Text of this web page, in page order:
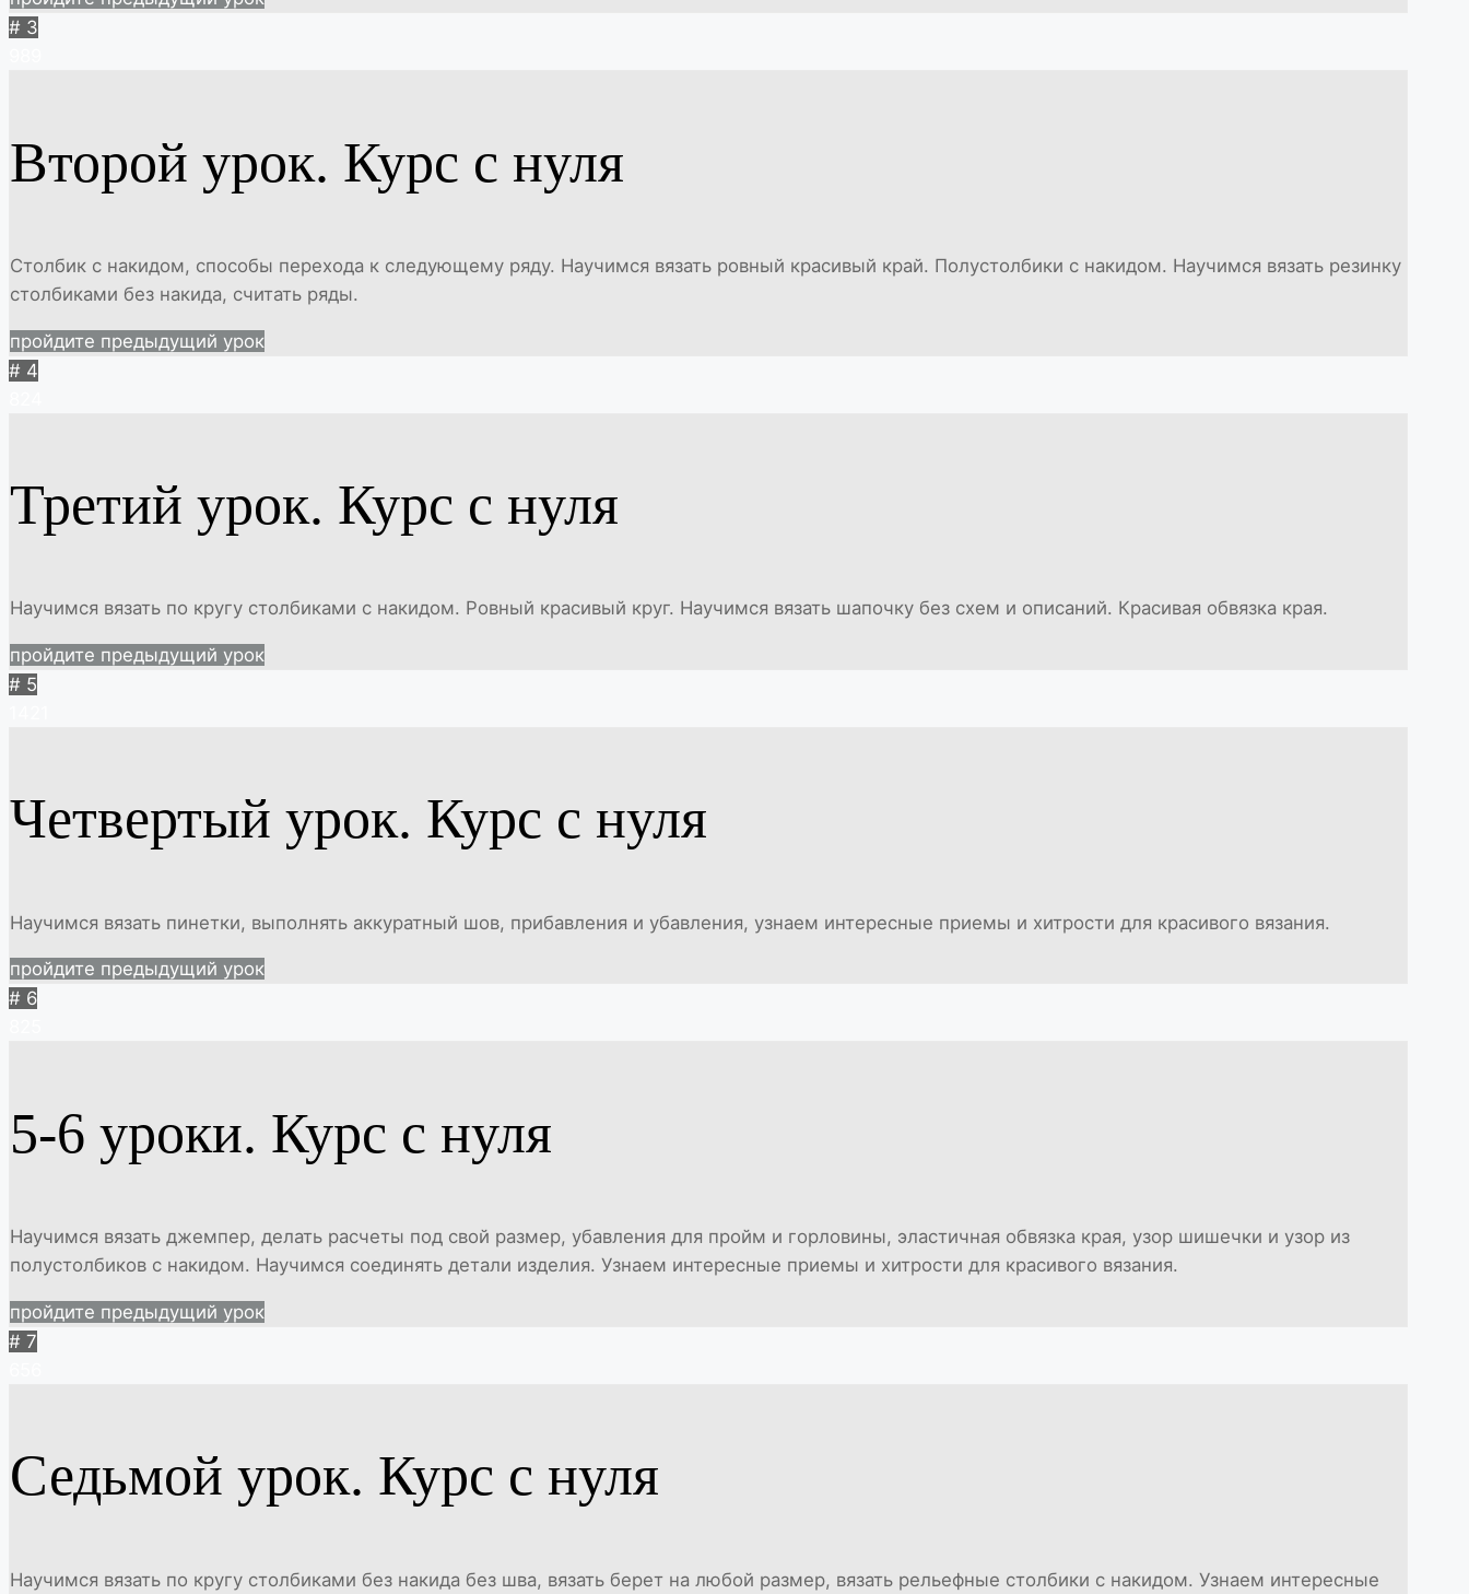
# 3
Второй урок. Курс с нуля
Столбик с накидом, способы перехода к следующему ряду. Научимся вязать ровный красивый край. Полустолбики с накидом. Научимся вязать резинку
столбиками без накида, считать ряды.
пройдите предыдущий урок
# 4
Третий урок. Курс с нуля
Научимся вязать по кругу столбиками с накидом. Ровный красивый круг. Научимся вязать шапочку без схем и описаний. Красивая обвязка края.
пройдите предыдущий урок
# 5
Четвертый урок. Курс с нуля
Научимся вязать пинетки, выполнять аккуратный шов, прибавления и убавления, узнаем интересные приемы и хитрости для красивого вязания.
пройдите предыдущий урок
# 6
5-6 уроки. Курс с нуля
Научимся вязать джемпер, делать расчеты под свой размер, убавления для пройм и горловины, эластичная обвязка края, узор шишечки и узор из
полустолбиков с накидом. Научимся соединять детали изделия. Узнаем интересные приемы и хитрости для красивого вязания.
пройдите предыдущий урок
# 7
Седьмой урок. Курс с нуля
Научимся вязать по кругу столбиками без накида без шва, вязать берет на любой размер, вязать рельефные столбики с накидом. Узнаем интересные